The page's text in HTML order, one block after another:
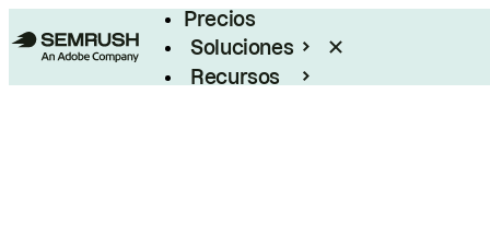
Precios
Soluciones
Recursos